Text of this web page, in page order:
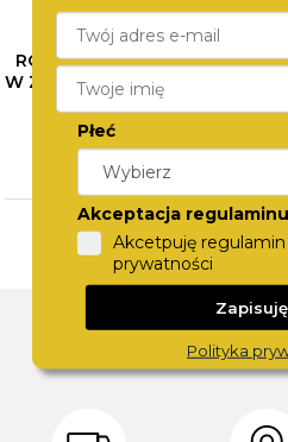
RÓŻNE OBLICZA SZAROŚCI
W ZEGARKACH CALVIN KLEIN
– SPRAWDŹ NASZE
PROPOZYCJE
CZYTAJ WIĘCEJ
Płeć
Akceptacja regulaminu
Akcetpuję
prywatności
Polityka